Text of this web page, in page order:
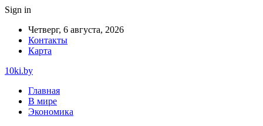
Sign in
Четверг, 6 августа, 2026
Контакты
Карта
10ki.by
Главная
В мире
Экономика